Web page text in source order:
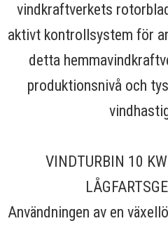
vindkraftverkets
aktivt kontrollsystem för
detta
produktionsnivå och
VINDTURBIN 10
Användningen av en